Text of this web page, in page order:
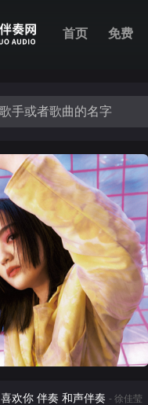
首页 免费
喜欢你 伴奏 和声伴奏 - 徐佳莹